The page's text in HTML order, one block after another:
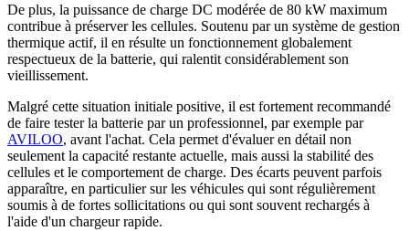
De plus, la puissance de charge DC modérée de 80 kW maximum
contribue à préserver les cellules. Soutenu par un système de gestion
thermique actif, il en résulte un fonctionnement globalement
respectueux de la batterie, qui ralentit considérablement son
vieillissement.
Malgré cette situation initiale positive, il est fortement recommandé
de faire tester la batterie par un professionnel, par exemple par
AVILOO, avant l'achat. Cela permet d'évaluer en détail non
seulement la capacité restante actuelle, mais aussi la stabilité des
cellules et le comportement de charge. Des écarts peuvent parfois
apparaître, en particulier sur les véhicules qui sont régulièrement
soumis à de fortes sollicitations ou qui sont souvent rechargés à
l'aide d'un chargeur rapide.